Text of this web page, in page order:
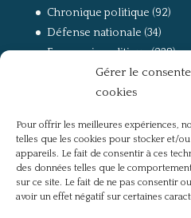
Gérer le
cookies
Pour offrir les meilleures expériences,
telles que les cookies pour stocker et/
appareils. Le fait de consentir à ces
des données telles que le
sur ce site. Le fait de ne pas consentir
avoir un effet négatif sur certaines
Chronique politique (92)
Défense nationale (34)
Economie politique(238)
(168)
La guerre, la Résistance et
Non classé(42)
Partis politiques,
Présentation(4)
Références(57)